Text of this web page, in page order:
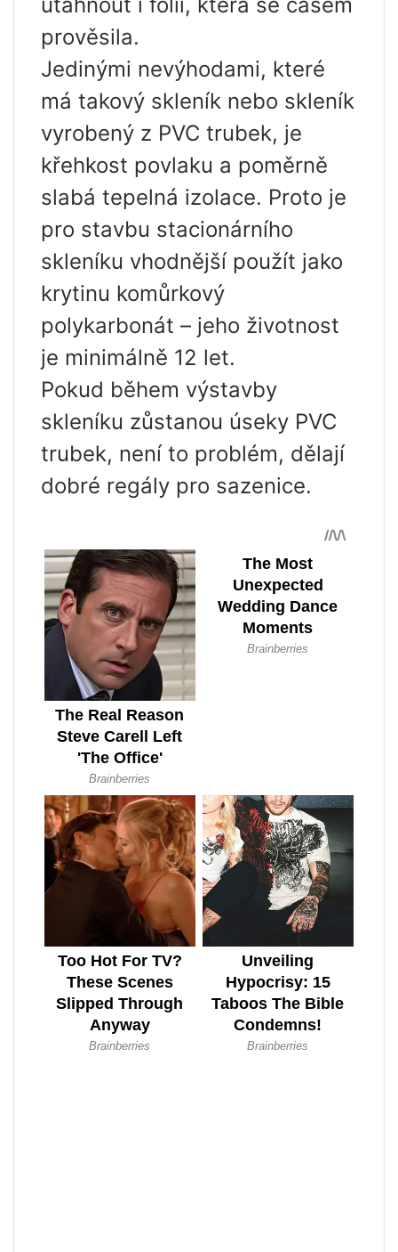
prověsila.
Jedinými nevýhodami, které
má takový skleník nebo skleník
vyrobený z PVC trubek, je
křehkost povlaku a poměrně
slabá tepelná izolace. Proto je
pro stavbu stacionárního
skleníku vhodnější použít jako
krytinu komůrkový
polykarbonát – jeho životnost
je minimálně 12 let.
Pokud během výstavby
skleníku zůstanou úseky PVC
trubek, není to problém, dělají
dobré regály pro sazenice.